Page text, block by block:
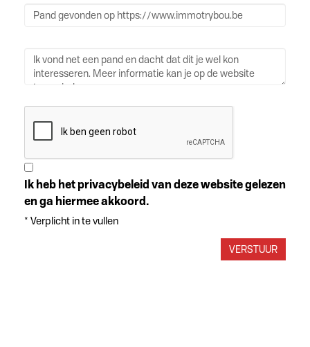
Ik heb het privacybeleid van deze website gelezen
en ga hiermee akkoord.
* Verplicht in te vullen